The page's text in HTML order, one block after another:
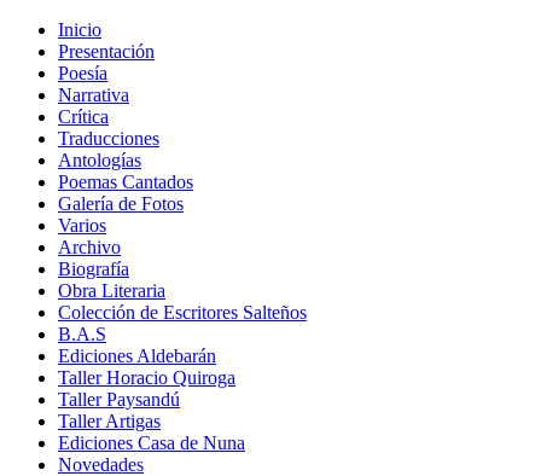
Inicio
Presentación
Poesía
Narrativa
Crítica
Traducciones
Antologías
Poemas Cantados
Galería de Fotos
Varios
Archivo
Biografía
Obra Literaria
Colección de Escritores Salteños
B.A.S
Ediciones Aldebarán
Taller Horacio Quiroga
Taller Paysandú
Taller Artigas
Ediciones Casa de Nuna
Novedades